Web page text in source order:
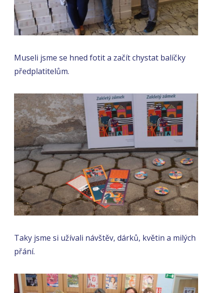
Museli jsme se hned fotit a začít chystat balíčky
předplatitelům.
Taky jsme si užívali návštěv, dárků, květin a milých
přání.